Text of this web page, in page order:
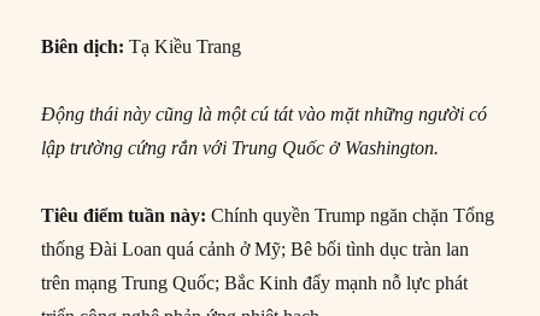
Biên dịch:Tạ Kiều Trang
Động thái này cũng là một cú tát vào mặt những người có
lập trường cứng rắn với Trung Quốc ở Washington.
Tiêu điểm tuần này:Chính quyền Trump ngăn chặn Tổng
thống Đài Loan quá cảnh ở Mỹ; Bê bối tình dục tràn lan
trên mạng Trung Quốc; Bắc Kinh đẩy mạnh nỗ lực phát